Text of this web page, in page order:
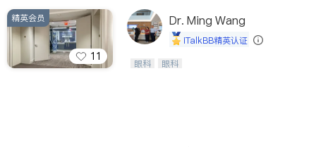
11
精英会员 Dr. Ming Wang
iTalkBB精英认证
Wang Vision Institute has more tha
眼科 眼科